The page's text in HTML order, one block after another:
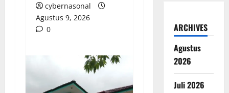
cybernasonal
Agustus 9, 2026
0
ARCHIVES
Agustus
2026
Juli 2026